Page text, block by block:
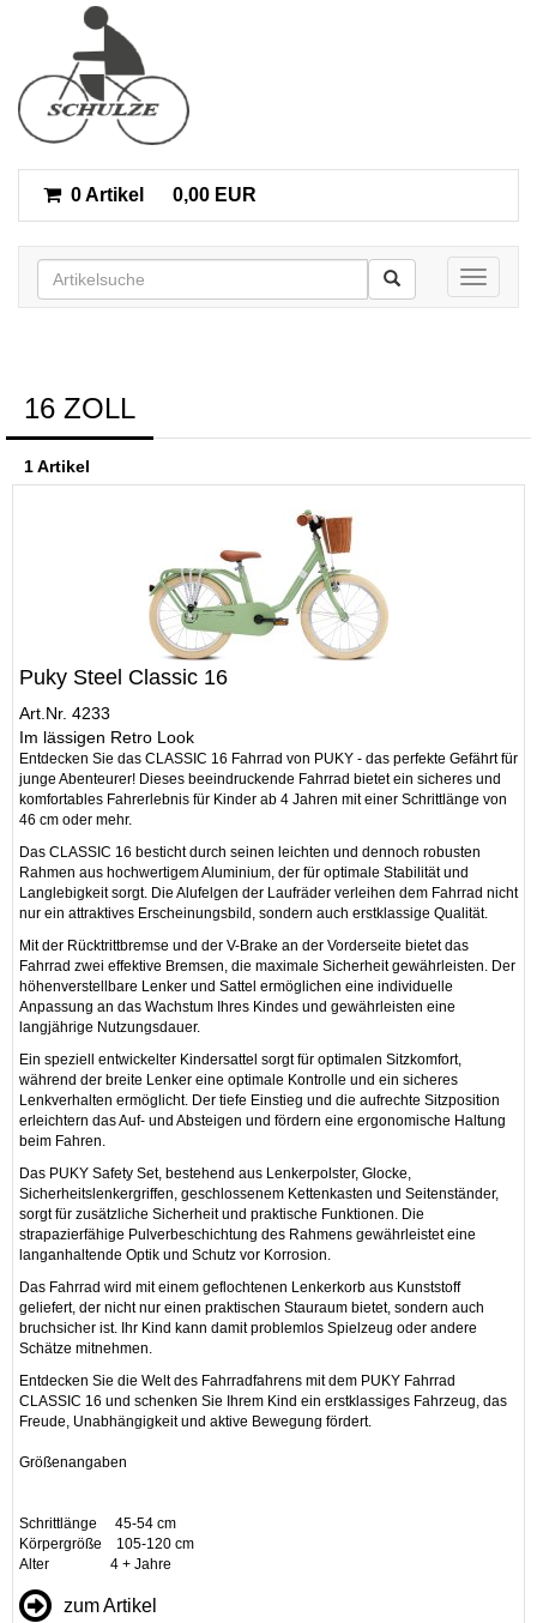
0 Artikel 0,00 EUR
Toggle
16 ZOLL
1 Artikel
Puky Steel Classic 16
Art.Nr. 4233
Im lässigen Retro Look
Entdecken Sie das CLASSIC 16 Fahrrad von PUKY - das perfekte Gefährt für
junge Abenteurer! Dieses beeindruckende Fahrrad bietet ein sicheres und
komfortables Fahrerlebnis für Kinder ab 4 Jahren mit einer Schrittlänge von
46 cm oder mehr.
Das CLASSIC 16 besticht durch seinen leichten und dennoch robusten
Rahmen aus hochwertigem Aluminium, der für optimale Stabilität und
Langlebigkeit sorgt. Die Alufelgen der Laufräder verleihen dem Fahrrad nicht
nur ein attraktives Erscheinungsbild, sondern auch erstklassige Qualität.
Mit der Rücktrittbremse und der V-Brake an der Vorderseite bietet das
Fahrrad zwei effektive Bremsen, die maximale Sicherheit gewährleisten. Der
höhenverstellbare Lenker und Sattel ermöglichen eine individuelle
Anpassung an das Wachstum Ihres Kindes und gewährleisten eine
langjährige Nutzungsdauer.
Ein speziell entwickelter Kindersattel sorgt für optimalen Sitzkomfort,
während der breite Lenker eine optimale Kontrolle und ein sicheres
Lenkverhalten ermöglicht. Der tiefe Einstieg und die aufrechte Sitzposition
erleichtern das Auf- und Absteigen und fördern eine ergonomische Haltung
beim Fahren.
Das PUKY Safety Set, bestehend aus Lenkerpolster, Glocke,
Sicherheitslenkergriffen, geschlossenem Kettenkasten und Seitenständer,
sorgt für zusätzliche Sicherheit und praktische Funktionen. Die
strapazierfähige Pulverbeschichtung des Rahmens gewährleistet eine
langanhaltende Optik und Schutz vor Korrosion.
Das Fahrrad wird mit einem geflochtenen Lenkerkorb aus Kunststoff
geliefert, der nicht nur einen praktischen Stauraum bietet, sondern auch
bruchsicher ist. Ihr Kind kann damit problemlos Spielzeug oder andere
Schätze mitnehmen.
Entdecken Sie die Welt des Fahrradfahrens mit dem PUKY Fahrrad
CLASSIC 16 und schenken Sie Ihrem Kind ein erstklassiges Fahrzeug, das
Freude, Unabhängigkeit und aktive Bewegung fördert.
Größenangaben
Schrittlänge 45-54 cm
Körpergröße 105-120 cm
Alter 4 + Jahre
zum Artikel